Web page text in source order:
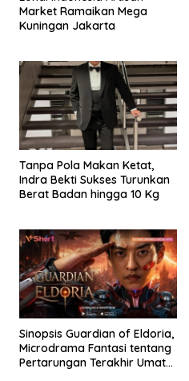
Market Ramaikan Mega
Kuningan Jakarta
Tanpa Pola Makan Ketat,
Indra Bekti Sukses Turunkan
Berat Badan hingga 10 Kg
Sinopsis Guardian of Eldoria,
Microdrama Fantasi tentang
Pertarungan Terakhir Umat